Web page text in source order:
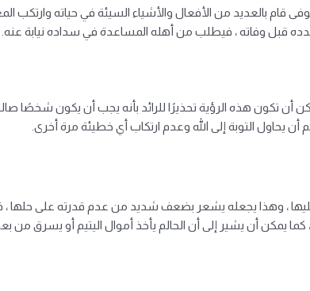
قام بالعديد من الأفعال والأشياء السيئة في حياته وارتكب
قبل وفاته ، فيطلب من أهله المساعدة في سداده نيابة عنه.
أن تكون هذه الرؤية تحذيرًا للرائد بأنه يجب أن يكون شخصًا
يحاول التوبة إلى الله وعدم ارتكاب أي خطيئة مرة أخرى.
، وهذا يجعله يشعر بضعف شديد من عدم قدرته على حلها ،
يمكن أن يشير إلى أن الحالم يأخذ أموال اليتيم أو يسرق من